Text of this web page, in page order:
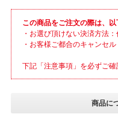
この商品をご注文の際は、
・お選び頂けない決済方法：
・お客様ご都合のキャンセ
下記「注意事項」を必ずご
商品に